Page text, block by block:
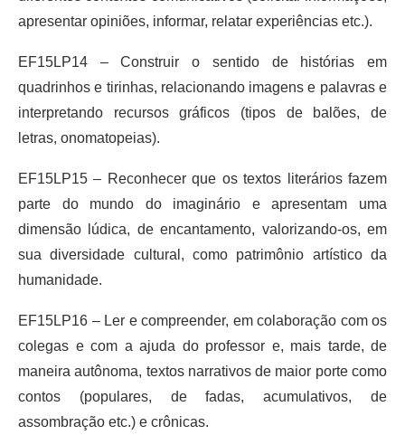
apresentar opiniões, informar, relatar experiências etc.).
EF15LP14 – Construir o sentido de histórias em
quadrinhos e tirinhas, relacionando imagens e palavras e
interpretando recursos gráficos (tipos de balões, de
letras, onomatopeias).
EF15LP15 – Reconhecer que os textos literários fazem
parte do mundo do imaginário e apresentam uma
dimensão lúdica, de encantamento, valorizando-os, em
sua diversidade cultural, como patrimônio artístico da
humanidade.
EF15LP16 – Ler e compreender, em colaboração com os
colegas e com a ajuda do professor e, mais tarde, de
maneira autônoma, textos narrativos de maior porte como
contos (populares, de fadas, acumulativos, de
assombração etc.) e crônicas.